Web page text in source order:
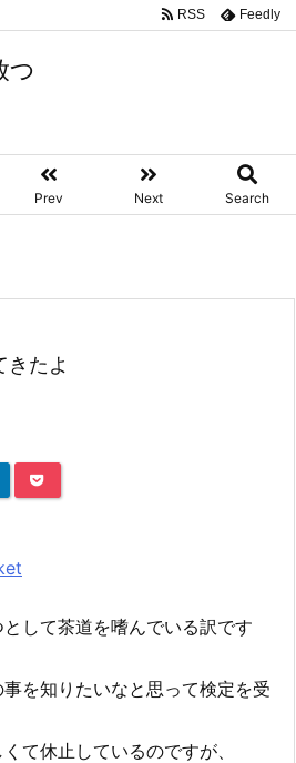
つ
Prev Next Search
RSS Feedly
きたよ
して茶道を嗜んでいる訳です
を知りたいなと思って検定を受
て休止しているのですが、